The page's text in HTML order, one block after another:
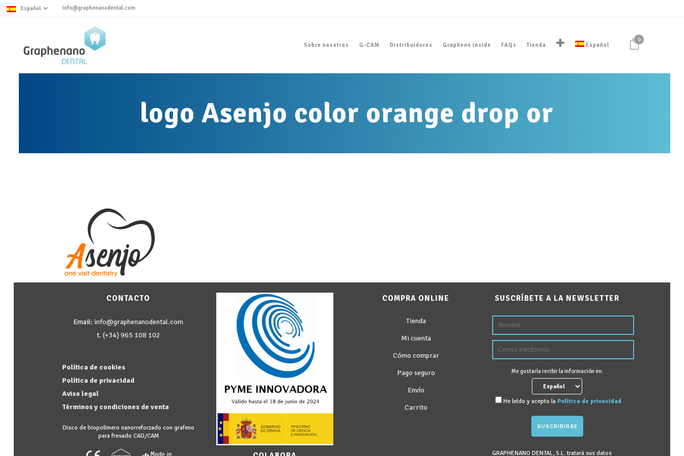
Español info@graphenanodental.com
0
Sobre nosotros G-CAM Distribuidores Graphene inside FAQs Tienda Español
logo Asenjo color orange drop or
CONTACTO
Email: info@graphenanodental.com
t. (+34) 965 108 102
Política de cookies
Política de privacidad
Aviso legal
Términos y condiciones de venta
Disco de biopolímero nanorreforzado con grafeno
para fresado CAD/CAM
COMPRA ONLINE
Tienda
Mi cuenta
Cómo comprar
Pago seguro
Envío
Carrito
SUSCRÍBETE A LA NEWSLETTER
Me gustaría recibir la información en:
He leído y acepto la Política de privacidad
GRAPHENANO DENTAL, S.L. tratará sus datos